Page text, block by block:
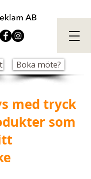
Boka möte?
med tryck
som